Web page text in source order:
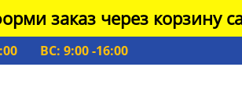
заказ через корзину
ВС: 9:00 -16:00